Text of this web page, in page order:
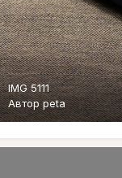
IMG 5111
Авторpeta